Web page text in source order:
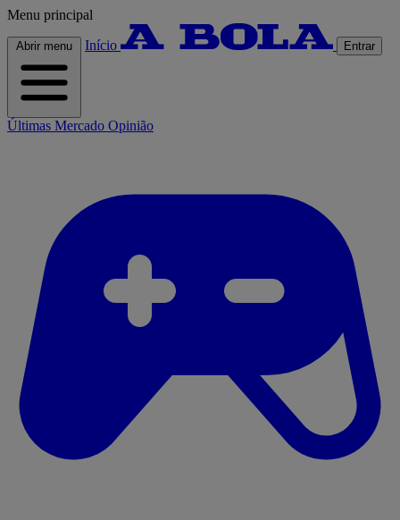
Menu principal
Abrir menu Início Entrar
Últimas Mercado Opinião